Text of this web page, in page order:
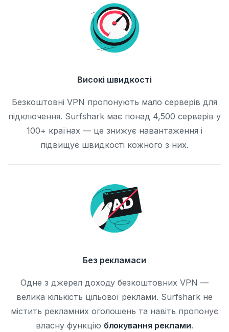
Високі швидкості
Безкоштовні VPN пропонують мало серверів для
підключення. Surfshark має понад 4,500 серверів у
100+ країнах — це знижує навантаження і
підвищує швидкості кожного з них.
Без рекламacи
Одне з джерел доходу безкоштовних VPN —
велика кількість цільової реклами. Surfshark не
містить рекламних оголошень та навіть пропонує
власну функцію блокування реклами.